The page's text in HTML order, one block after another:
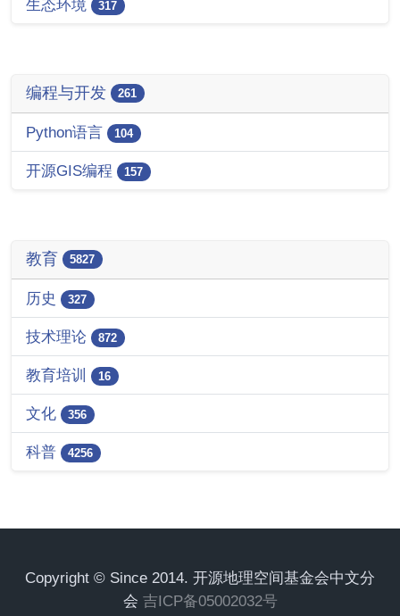
生态环境 317
编程与开发 261
Python语言 104
开源GIS编程 157
教育 5827
历史 327
技术理论 872
教育培训 16
文化 356
科普 4256
Copyright © Since 2014. 开源地理空间基金会中文分
会 吉ICP备05002032号